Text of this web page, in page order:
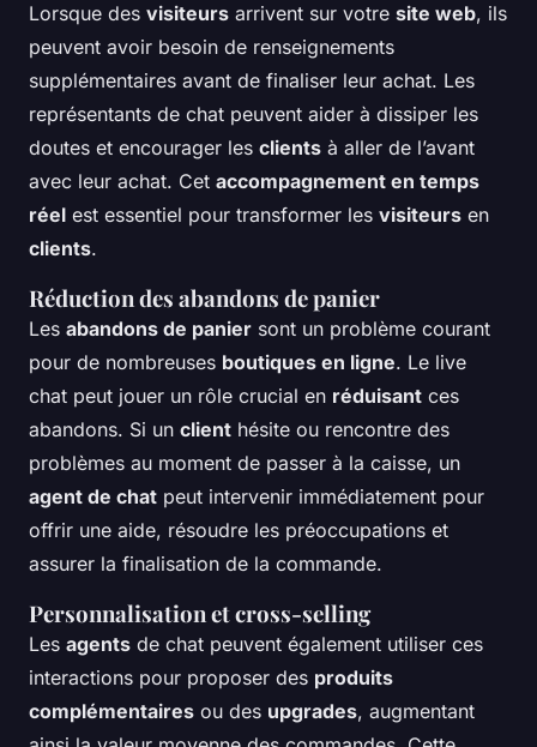
Lorsque des visiteurs arrivent sur votre site web, ils
peuvent avoir besoin de renseignements
supplémentaires avant de finaliser leur achat. Les
représentants de chat peuvent aider à dissiper les
doutes et encourager les clients à aller de l’avant
avec leur achat. Cet accompagnement en temps
réel est essentiel pour transformer les visiteurs en
clients.
Réduction des abandons de panier
Les abandons de panier sont un problème courant
pour de nombreuses boutiques en ligne. Le live
chat peut jouer un rôle crucial en réduisant ces
abandons. Si un client hésite ou rencontre des
problèmes au moment de passer à la caisse, un
agent de chat peut intervenir immédiatement pour
offrir une aide, résoudre les préoccupations et
assurer la finalisation de la commande.
Personnalisation et cross-selling
Les agents de chat peuvent également utiliser ces
interactions pour proposer des produits
complémentaires ou des upgrades, augmentant